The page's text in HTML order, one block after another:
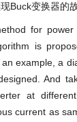
Buck变换器的故
for
is
example, a
And
at
current as